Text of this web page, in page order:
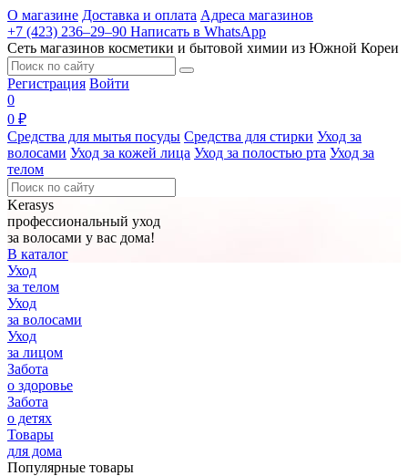
О магазине Доставка и оплата Адреса магазинов
+7 (423) 236‒29‒90 Написать в WhatsApp
Сеть магазинов косметики и бытовой химии из Южной Кореи
Регистрация Войти
0
0 ₽
Средства для мытья посуды Средства для стирки Уход за
волосами Уход за кожей лица Уход за полостью рта Уход за
телом
Kerasys
профессиональный уход
за волосами у вас дома!
В каталог
Уход
за телом
Уход
за волосами
Уход
за лицом
Забота
о здоровье
Забота
о детях
Товары
для дома
Популярные товары